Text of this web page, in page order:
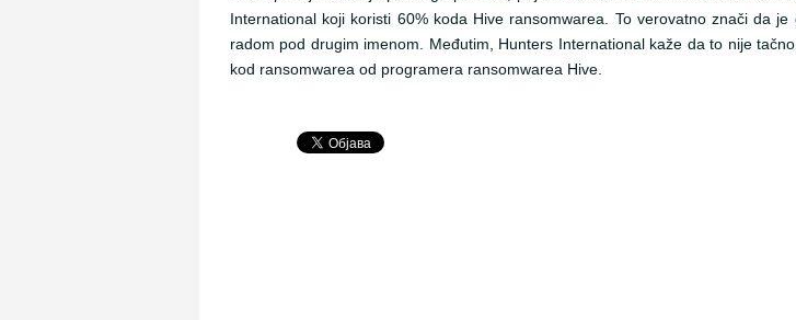
International koji koristi 60% koda Hive ransomwarea. To verovatno znači da
radom pod drugim imenom. Međutim, Hunters International kaže da to nije
kod ransomwarea od programera ransomwarea Hive.